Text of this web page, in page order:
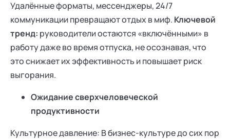
Удалённые форматы, мессенджеры, 24/7
коммуникации превращают отдых в миф. Ключевой
тренд: руководители остаются «включёнными» в
работу даже во время отпуска, не осознавая, что
это снижает их эффективность и повышает риск
выгорания.
Ожидание сверхчеловеческой
продуктивности
Культурное давление: В бизнес-культуре до сих пор